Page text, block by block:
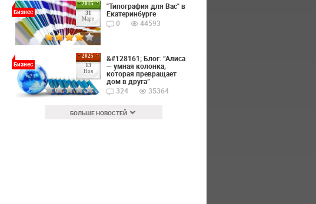
2015
31
Март
Бизнес
"Типография для Вас" в
Екатеринбурге
0
44593
2025
13
Ноя
Бизнес
&#128161; Блог: “Алиса
— умная колонка,
которая превращает
дом в друга”
324
35364
БОЛЬШЕ НОВОСТЕЙ